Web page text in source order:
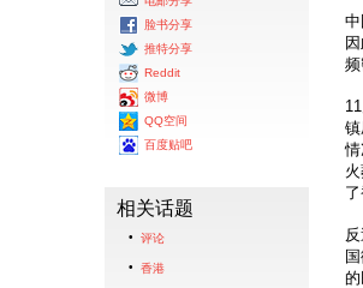
脸书分享
推特分享
Reddit
微博
QQ空间
百度贴吧
相关话题
评论
香港